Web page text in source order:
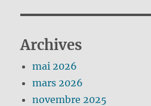
Archives
mai 2026
mars 2026
novembre 2025